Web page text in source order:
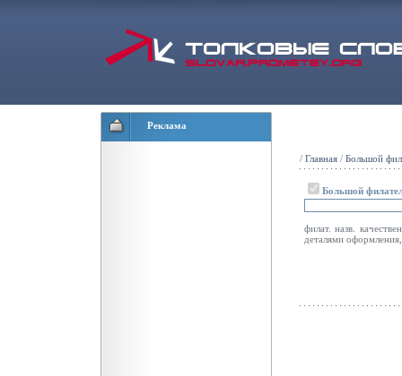
Реклама
/ Главная / Большой
Большой
филат. назв.
деталями